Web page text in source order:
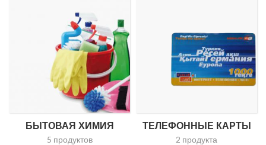
БЫТОВАЯ ХИМИЯ
5 продуктов
ТЕЛЕФОННЫЕ КАРТЫ
2 продукта